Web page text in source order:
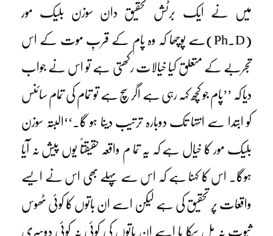
میں نے ایک برٹش تحقیق دان سوزن بلیک مور
(Ph.D)سے پوچھا کہ وہ پام کے قربِ موت کے اس
تجربے کے متعلق کیا خیالات رکھتی ہے تو اس نے جواب
دیا کہ ’’پام جو کچھ کہہ رہی ہے اگر سچ ہے تو تمام کی تمام سائنس
کو ابتدا سے انتہا تک دوبارہ ترتیب دینا ہو گا۔‘‘البتہ سوزن
بلیک مور کا خیال ہے کہ یہ تما م واقعہ حقیقتاً یوں پیش نہ آیا
ہوگا۔ اس کا کہنا ہے کہ اس سے پہلے بھی اس نے ایسے
واقعات پر تحقیق کی ہے لیکن اسے ان باتوں کا کوئی ٹھوس
ثبوت نہ مل سکا یا اسے ان باتوں کی کوئی نہ کوئی دوسری